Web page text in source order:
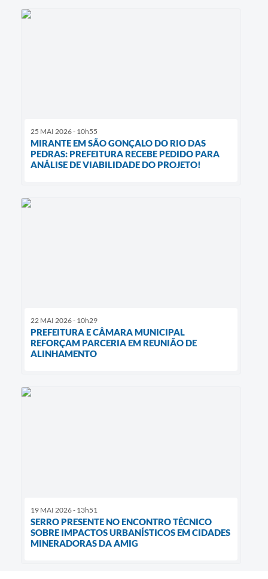
25 MAI 2026 - 10h55
MIRANTE EM SÃO GONÇALO DO RIO DAS
PEDRAS: PREFEITURA RECEBE PEDIDO PARA
ANÁLISE DE VIABILIDADE DO PROJETO!
22 MAI 2026 - 10h29
PREFEITURA E CÂMARA MUNICIPAL
REFORÇAM PARCERIA EM REUNIÃO DE
ALINHAMENTO
19 MAI 2026 - 13h51
SERRO PRESENTE NO ENCONTRO TÉCNICO
SOBRE IMPACTOS URBANÍSTICOS EM CIDADES
MINERADORAS DA AMIG